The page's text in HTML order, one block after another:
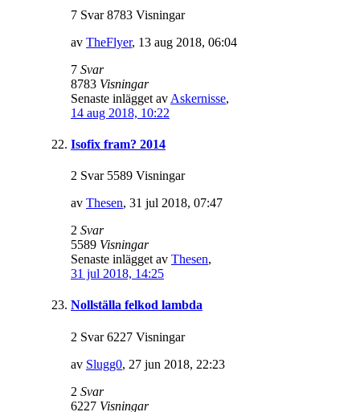
7 Svar 8783 Visningar
av TheFlyer, 13 aug 2018, 06:04
7 Svar
8783 Visningar
Senaste inlägget av Askernisse,
14 aug 2018, 10:22
Isofix fram? 2014
2 Svar 5589 Visningar
av Thesen, 31 jul 2018, 07:47
2 Svar
5589 Visningar
Senaste inlägget av Thesen,
31 jul 2018, 14:25
Nollställa felkod lambda
2 Svar 6227 Visningar
av Slugg0, 27 jun 2018, 22:23
2 Svar
6227 Visningar